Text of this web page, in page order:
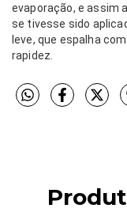
evaporação, e assim
se tivesse sido
leve, que espalha
rapidez.